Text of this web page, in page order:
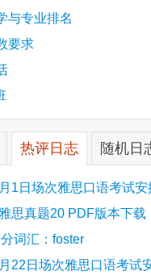
与专业排名
要求
热评日志 随机日
1日场次雅思口语考试安
思真题20 PDF版本下载
词汇：foster
22日场次雅思口语考试